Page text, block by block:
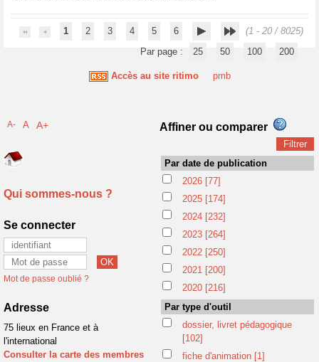
1 2 3 4 5 6
(1 - 20 / 8025)
Par page :
25 50 100 200
Accès au site ritimo pmb
A- A A+
Qui sommes-nous ?
Se connecter
Mot de passe oublié ?
Adresse
75 lieux en France et à
l'international
Consulter la carte des membres
Affiner ou comparer
Par date de publication
2026 [77]
2025 [174]
2024 [232]
2023 [264]
2022 [250]
2021 [200]
2020 [216]
Par type d'outil
dossier, livret pédagogique
[102]
fiche d'animation [1]